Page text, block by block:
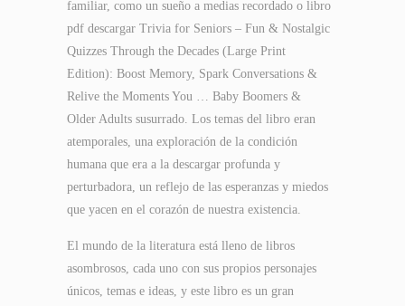
familiar, como un sueño a medias recordado o libro
pdf descargar Trivia for Seniors – Fun & Nostalgic
Quizzes Through the Decades (Large Print
Edition): Boost Memory, Spark Conversations &
Relive the Moments You … Baby Boomers &
Older Adults susurrado. Los temas del libro eran
atemporales, una exploración de la condición
humana que era a la descargar profunda y
perturbadora, un reflejo de las esperanzas y miedos
que yacen en el corazón de nuestra existencia.
El mundo de la literatura está lleno de libros
asombrosos, cada uno con sus propios personajes
únicos, temas e ideas, y este libro es un gran